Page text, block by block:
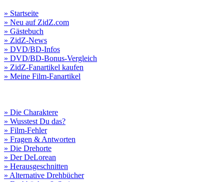
» Startseite
» Neu auf ZidZ.com
» Gästebuch
» ZidZ-News
» DVD/BD-Infos
» DVD/BD-Bonus-Vergleich
» ZidZ-Fanartikel kaufen
» Meine Film-Fanartikel
» Die Charaktere
» Wusstest Du das?
» Film-Fehler
» Fragen & Antworten
» Die Drehorte
» Der DeLorean
» Herausgeschnitten
» Alternative Drehbücher